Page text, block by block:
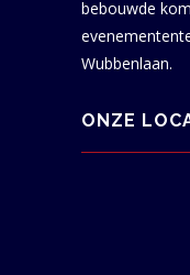
bebouwde
Wubbenlaan.
ONZE